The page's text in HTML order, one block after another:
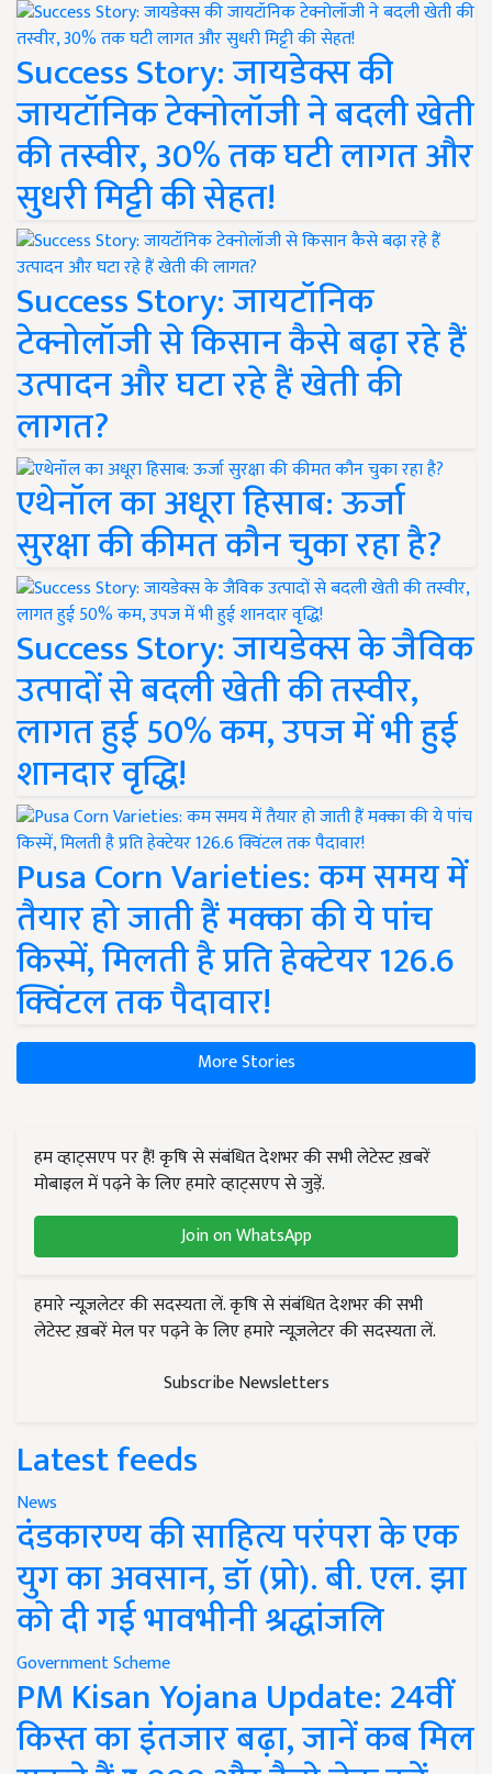
Success Story: जायडेक्स की
जायटॉनिक टेक्नोलॉजी ने बदली खेती
की तस्वीर, 30% तक घटी लागत और
सुधरी मिट्टी की सेहत!
Success Story: जायटॉनिक
टेक्नोलॉजी से किसान कैसे बढ़ा रहे हैं
उत्पादन और घटा रहे हैं खेती की
लागत?
एथेनॉल का अधूरा हिसाब: ऊर्जा
सुरक्षा की कीमत कौन चुका रहा है?
Success Story: जायडेक्स के जैविक
उत्पादों से बदली खेती की तस्वीर,
लागत हुई 50% कम, उपज में भी हुई
शानदार वृद्धि!
Pusa Corn Varieties: कम समय में
तैयार हो जाती हैं मक्का की ये पांच
किस्में, मिलती है प्रति हेक्टेयर 126.6
क्विंटल तक पैदावार!
More Stories
हम व्हाट्सएप पर हैं! कृषि से संबंधित देशभर की सभी लेटेस्ट ख़बरें
मोबाइल में पढ़ने के लिए हमारे व्हाट्सएप से जुड़ें.
Join on WhatsApp
हमारे न्यूज़लेटर की सदस्यता लें. कृषि से संबंधित देशभर की सभी
लेटेस्ट ख़बरें मेल पर पढ़ने के लिए हमारे न्यूज़लेटर की सदस्यता लें.
Subscribe Newsletters
Latest feeds
News
दंडकारण्य की साहित्य परंपरा के एक
युग का अवसान, डॉ (प्रो). बी. एल. झा
को दी गई भावभीनी श्रद्धांजलि
Government Scheme
PM Kisan Yojana Update: 24वीं
किस्त का इंतजार बढ़ा, जानें कब मिल